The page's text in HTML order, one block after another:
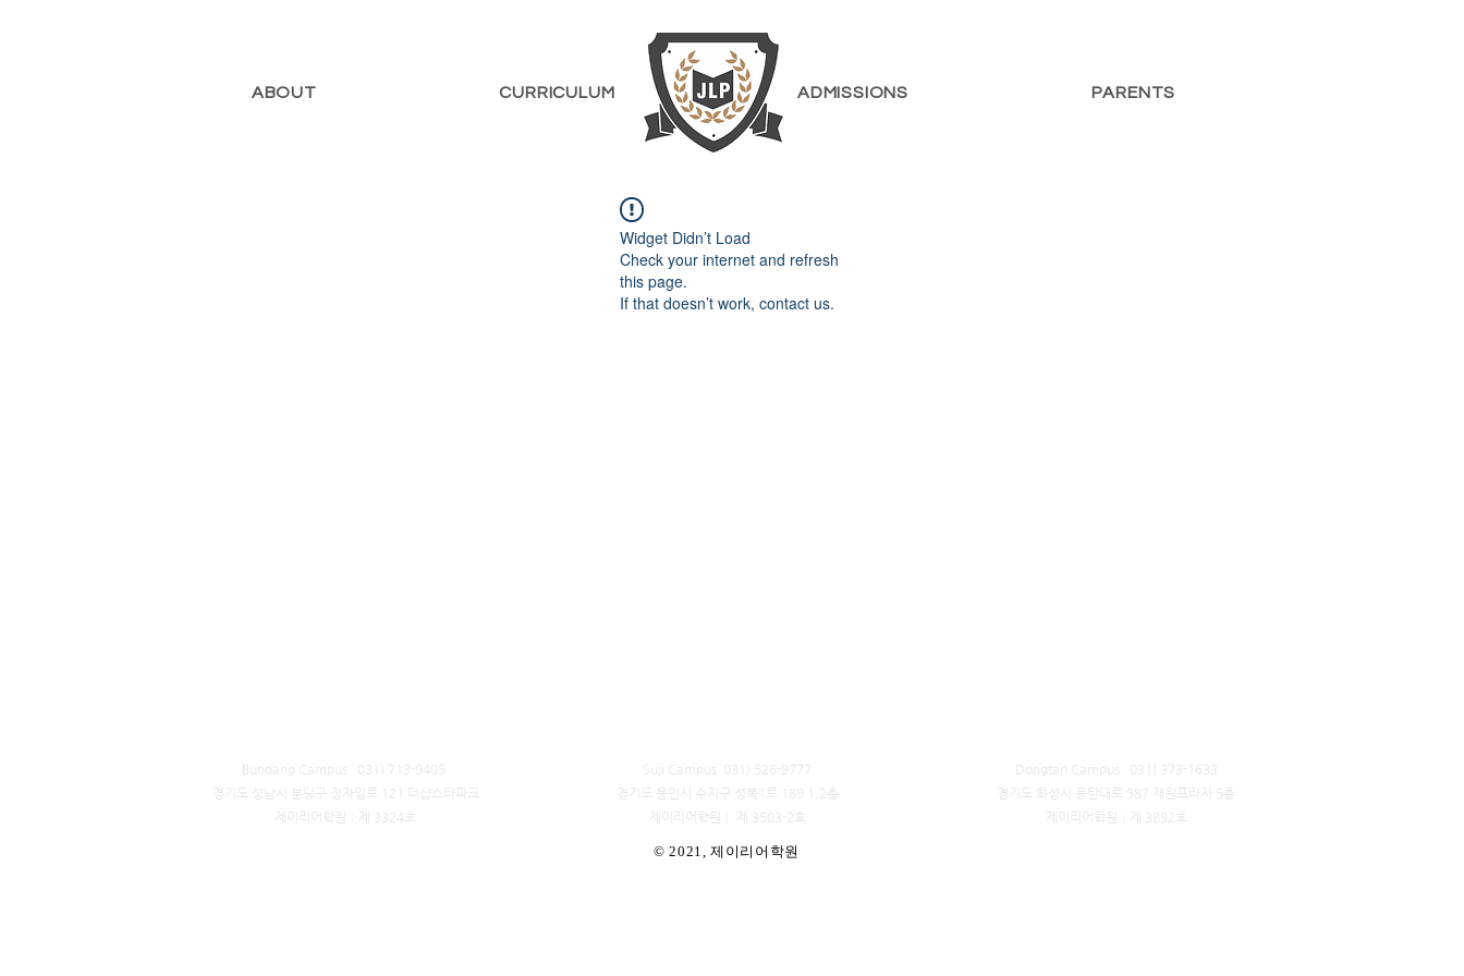
ABOUT CURRICULUM ADMISSIONS PARENTS
Widget Didn’t Load
Check your internet and refresh
this page.
If that doesn’t work, contact us.
Bundang Campus 031) 713-9405 ​
경기도 성남시 분당구 정자일로 121 더샵스타파크
제이리어학원│제 3324호
Suji Campus 031) 526-9777
경기도 용인시 수지구 성복1로 189 1,2층
​제이리어학원│ 제 3503-2호
Dongtan Campus 031) 373-1633
​경기도 화성시 동탄대로 587 재원프라자 5층
제이리어학원│제 3892호
© 2021, 제이리어학원